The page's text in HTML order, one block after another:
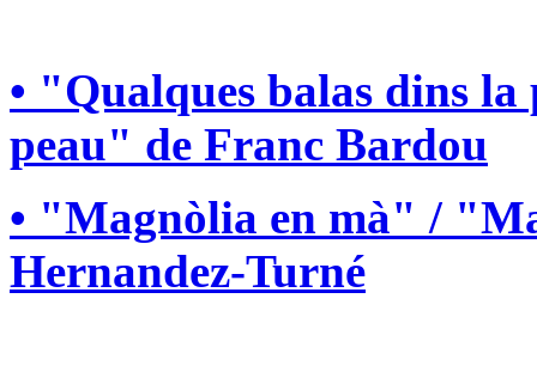
• "Qualques balas dins
peau" de Franc Bardou
• "Magnòlia en mà" /
Hernandez-Turné